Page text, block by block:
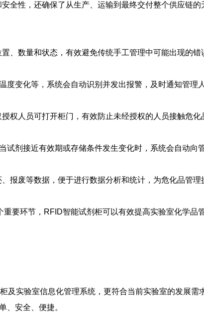
全性，还确保了从生产、运输到最终交付整个供应链
、数量和状态，有效避免传统手工管理中可能出现的错
度变化等，系统会自动识别并发出报警，及时通知管理
权人员可打开柜门，有效防止未经授权的人员接触危化
试剂接近有效期或存储条件发生变化时，系统会自动向
报废等数据，便于进行数据分析和统计，为危化品管理
要环节，RFID智能试剂柜可以有效提高实验室化学品
及实验室信息化管理系统，更符合当前实验室的发展需
、安全、便捷。